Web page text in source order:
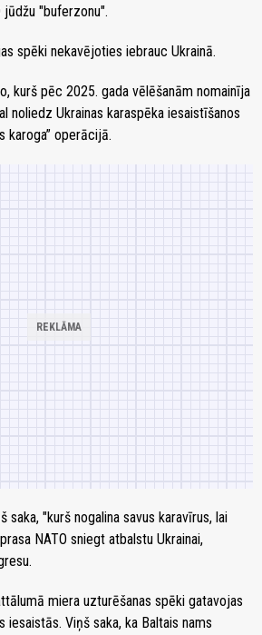
"buferzonu".
spēki nekavējoties iebrauc Ukrainā.
kurš pēc 2025. gada vēlēšanām nomainīja
noliedz Ukrainas karaspēka iesaistīšanos
karoga” operācijā.
saka, "kurš nogalina savus karavīrus, lai
NATO sniegt atbalstu Ukrainai,
miera uzturēšanas spēki gatavojas
Viņš saka, ka Baltais nams